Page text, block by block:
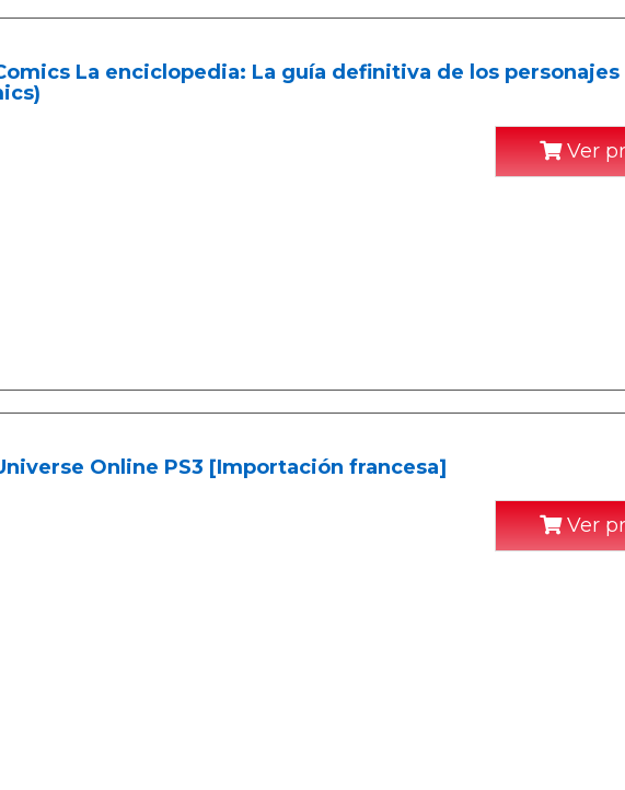
La enciclopedia: La guía definitiva de los personajes
Ver
Online PS3 [Importación francesa]
Ver